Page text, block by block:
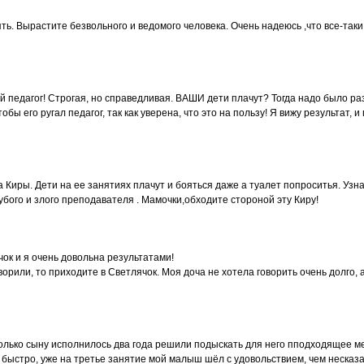
Вырастите безвольного и ведомого человека. Очень надеюсь ,что все-
Строгая, но справедливая. ВАШИ дети плачут? Тогда надо было
его ругал педагог, так как уверена, что это на пользу! Я вижу
Дети на ее занятиях плачут и бояться даже а туалет попроситья.
и злого преподавателя . Мамочки,обходите стороной эту Киру!
и я очень довольна результатами!
то приходите в Светлячок. Моя доча не хотела говорить очень
сыну исполнилось два года решили подыскать для него
уже на третье занятие мой малыш шёл с удовольствием, чем